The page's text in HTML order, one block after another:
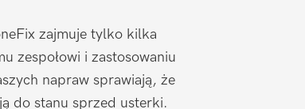
zajmuje tylko kilka
zespołowi i zastosowaniu
napraw sprawiają, że
do stanu sprzed usterki.